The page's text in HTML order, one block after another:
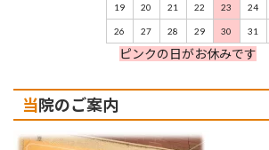
19 20 21 22 23 24
26 27 28 29 30 31
ピンクの日がお休みです
当院のご案内